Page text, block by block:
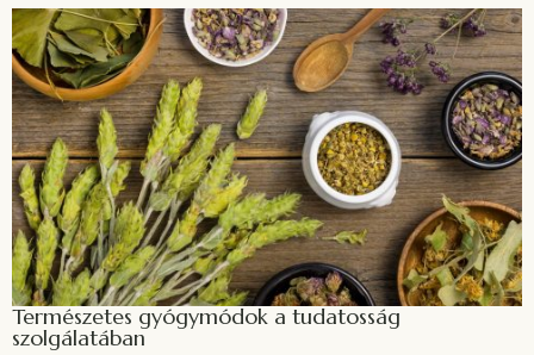
Természetes gyógymódok a tudatosság
szolgálatában